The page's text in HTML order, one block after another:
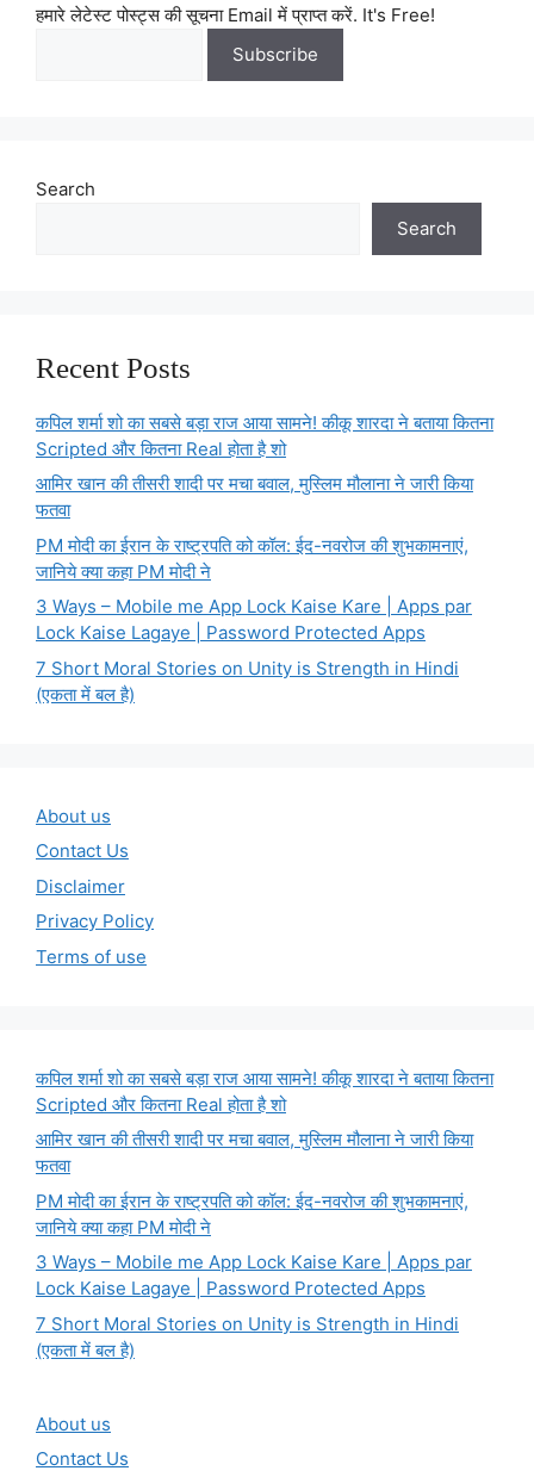
हमारे लेटेस्ट पोस्ट्स की सूचना Email में प्राप्त करें. It's Free!
Search
Search
Recent Posts
कपिल शर्मा शो का सबसे बड़ा राज आया सामने! कीकू शारदा ने बताया कितना
Scripted और कितना Real होता है शो
आमिर खान की तीसरी शादी पर मचा बवाल, मुस्लिम मौलाना ने जारी किया
फतवा
PM मोदी का ईरान के राष्ट्रपति को कॉल: ईद-नवरोज की शुभकामनाएं,
जानिये क्या कहा PM मोदी ने
3 Ways – Mobile me App Lock Kaise Kare | Apps par
Lock Kaise Lagaye | Password Protected Apps
7 Short Moral Stories on Unity is Strength in Hindi
(एकता में बल है)
About us
Contact Us
Disclaimer
Privacy Policy
Terms of use
कपिल शर्मा शो का सबसे बड़ा राज आया सामने! कीकू शारदा ने बताया कितना
Scripted और कितना Real होता है शो
आमिर खान की तीसरी शादी पर मचा बवाल, मुस्लिम मौलाना ने जारी किया
फतवा
PM मोदी का ईरान के राष्ट्रपति को कॉल: ईद-नवरोज की शुभकामनाएं,
जानिये क्या कहा PM मोदी ने
3 Ways – Mobile me App Lock Kaise Kare | Apps par
Lock Kaise Lagaye | Password Protected Apps
7 Short Moral Stories on Unity is Strength in Hindi
(एकता में बल है)
About us
Contact Us